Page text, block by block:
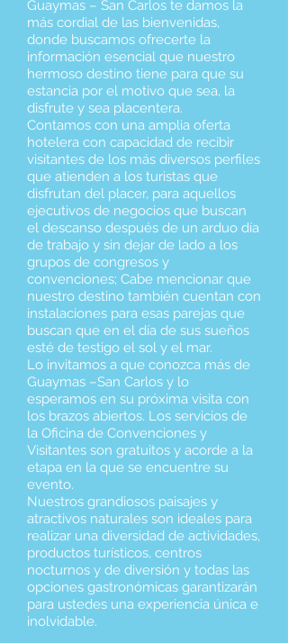
Guaymas – San Carlos te damos la
más cordial de las bienvenidas,
donde buscamos ofrecerte la
información esencial que nuestro
hermoso destino tiene para que su
estancia por el motivo que sea, la
disfrute y sea placentera.
Contamos con una amplia oferta
hotelera con capacidad de recibir
visitantes de los más diversos perfiles
que atienden a los turistas que
disfrutan del placer, para aquellos
ejecutivos de negocios que buscan
el descanso después de un arduo día
de trabajo y sin dejar de lado a los
grupos de congresos y
convenciones; Cabe mencionar que
nuestro destino también cuentan con
instalaciones para esas parejas que
buscan que en el día de sus sueños
esté de testigo el sol y el mar.
Lo invitamos a que conozca más de
Guaymas –San Carlos y lo
esperamos en su próxima visita con
los brazos abiertos. Los servicios de
la Oficina de Convenciones y
Visitantes son gratuitos y acorde a la
etapa en la que se encuentre su
evento.
Nuestros grandiosos paisajes y
atractivos naturales son ideales para
realizar una diversidad de actividades,
productos turísticos, centros
nocturnos y de diversión y todas las
opciones gastronómicas garantizarán
para ustedes una experiencia única e
inolvidable.